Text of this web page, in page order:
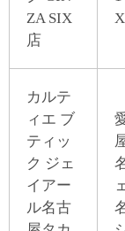
ZA SIX
店
カルテ
ィエ ブ
ティッ
ク ジェ
イアー
ル名古